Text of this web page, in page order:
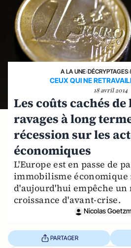
A LA UNE›DÉCRYPTAGES›
CEUX QUI NE
18 avril 2014
Les coûts cachés de
ravages à long
récession sur les
économiques
L'Europe est en passe de
immobilisme économique
d'aujourd'hui empêche un
croissance d'avant-crise.
Nicolas
PARTAGER